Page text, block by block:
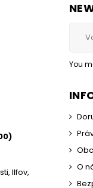
0)
Ilfov,
You
O